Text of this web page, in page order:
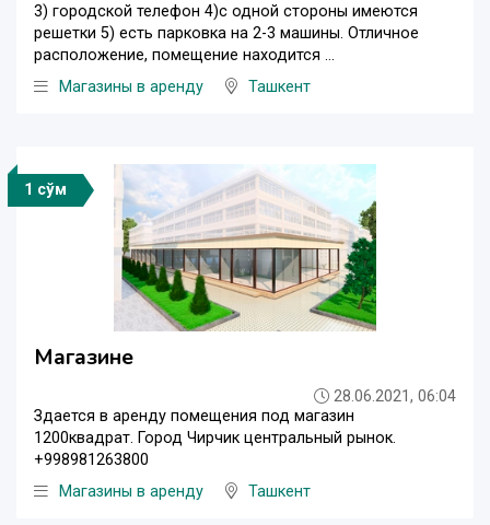
3) городской телефон 4)с одной стороны имеются
решетки 5) есть парковка на 2-3 машины. Отличное
расположение, помещение находится ...
Магазины в аренду
Ташкент
1 сўм
Магазине
28.06.2021, 06:04
Здается в аренду помещения под магазин
1200квадрат. Город Чирчик центральный рынок.
+998981263800
Магазины в аренду
Ташкент